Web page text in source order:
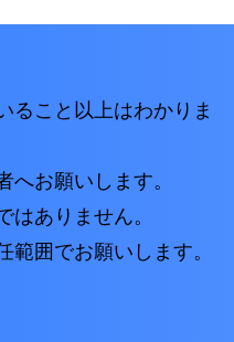
ること以上はわかりま
へお願いします。
はありません。
範囲でお願いします。